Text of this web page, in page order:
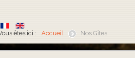
êtes ici : Accueil Nos Gîtes